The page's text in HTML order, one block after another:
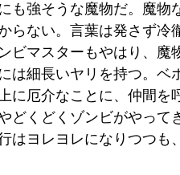
も強そうな魔物だ。魔物
らない。言葉は発さず冷
ビマスターもやはり、魔
は細長いヤリを持つ。ベ
に厄介なことに、仲間を
どくどくゾンビがやって
はヨレヨレになりつつも